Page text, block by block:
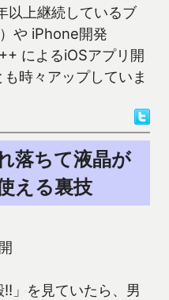
以上継続しているブ
や iPhone開発
によるiOSアプリ開
時々アップしていま
落ちて液晶が
える裏技
」を見ていたら、男